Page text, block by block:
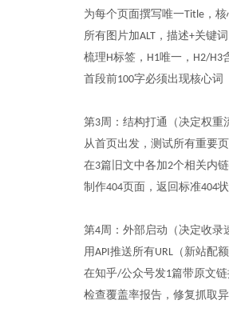
为每个页面撰写唯一Title，核
所有图片加ALT，描述+关键词
梳理 H标签， H1唯一， H2/H3
首段前100字必须出现核心词
第3周：结构打通（决定权重
从首页出发，测试所有重要
在3篇旧文中各加2个相关内
制作404页面，返回标准404
第4周：外部启动（决定收录
用API 推送所有URL （新站配
在知乎/公众号发1篇带原文链
检查覆盖率报告，修复抓取